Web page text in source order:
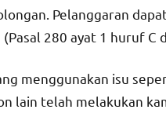
Pelanggaran
280 ayat 1 huruf C
menggunakan isu
lain telah melakukan